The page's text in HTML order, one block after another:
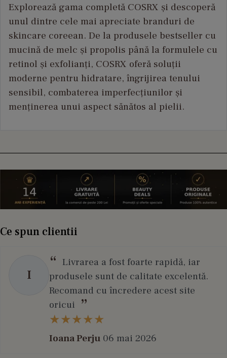
Explorează gama completă COSRX și descoperă
unul dintre cele mai apreciate branduri de
skincare coreean. De la produsele bestseller cu
mucină de melc și propolis până la formulele cu
retinol și exfolianți, COSRX oferă soluții
moderne pentru hidratare, îngrijirea tenului
sensibil, combaterea imperfecțiunilor și
menținerea unui aspect sănătos al pielii.
Ce spun clientii
I
Livrarea a fost foarte rapidă, iar
produsele sunt de calitate excelentă.
Recomand cu încredere acest site
oricui
Ioana Perju 06 mai 2026